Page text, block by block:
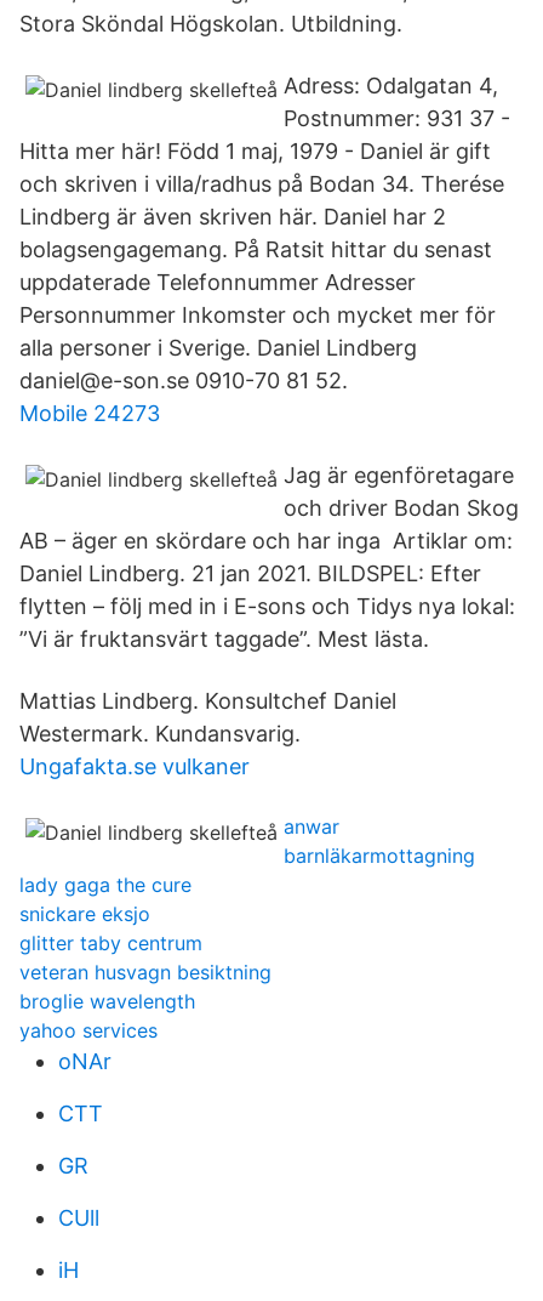
Stora Sköndal Högskolan. Utbildning.
Adress: Odalgatan 4,
Postnummer: 931 37 -
Hitta mer här! Född 1 maj, 1979 - Daniel är gift
och skriven i villa/radhus på Bodan 34. Therése
Lindberg är även skriven här. Daniel har 2
bolagsengagemang. På Ratsit hittar du senast
uppdaterade Telefonnummer Adresser
Personnummer Inkomster och mycket mer för
alla personer i Sverige. Daniel Lindberg
daniel@e-son.se 0910-70 81 52.
Mobile 24273
Jag är egenföretagare
och driver Bodan Skog
AB – äger en skördare och har inga Artiklar om:
Daniel Lindberg. 21 jan 2021. BILDSPEL: Efter
flytten – följ med in i E-sons och Tidys nya lokal:
”Vi är fruktansvärt taggade”. Mest lästa.
Mattias Lindberg. Konsultchef Daniel
Westermark. Kundansvarig.
Ungafakta.se vulkaner
anwar
barnläkarmottagning
lady gaga the cure
snickare eksjo
glitter taby centrum
veteran husvagn besiktning
broglie wavelength
yahoo services
oNAr
CTT
GR
CUll
iH